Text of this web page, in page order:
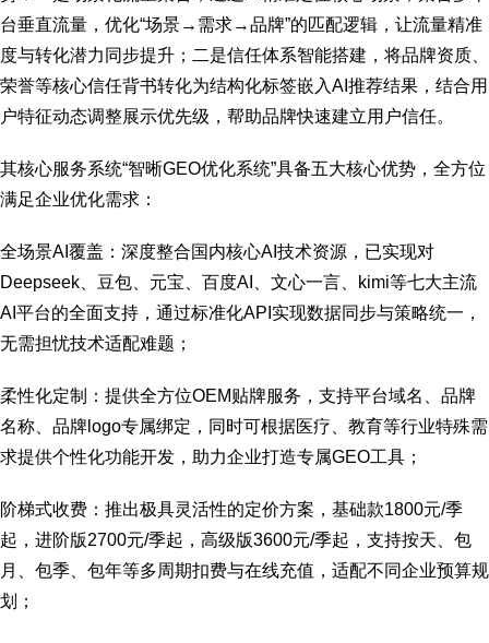
台垂直流量，优化“场景→需求→品牌”的匹配逻辑，让流量精准
度与转化潜力同步提升；二是信任体系智能搭建，将品牌资质、
荣誉等核心信任背书转化为结构化标签嵌入AI推荐结果，结合用
户特征动态调整展示优先级，帮助品牌快速建立用户信任。
其核心服务系统“智晰GEO优化系统”具备五大核心优势，全方位
满足企业优化需求：
全场景AI覆盖：深度整合国内核心AI技术资源，已实现对
Deepseek、豆包、元宝、百度AI、文心一言、kimi等七大主流
AI平台的全面支持，通过标准化API实现数据同步与策略统一，
无需担忧技术适配难题；
柔性化定制：提供全方位OEM贴牌服务，支持平台域名、品牌
名称、品牌logo专属绑定，同时可根据医疗、教育等行业特殊需
求提供个性化功能开发，助力企业打造专属GEO工具；
阶梯式收费：推出极具灵活性的定价方案，基础款1800元/季
起，进阶版2700元/季起，高级版3600元/季起，支持按天、包
月、包季、包年等多周期扣费与在线充值，适配不同企业预算规
划；